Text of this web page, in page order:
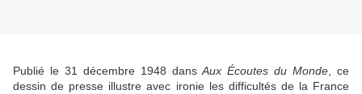
Publié le 31 décembre 1948 dansAux Écoutes du Monde , ce
dessin de presse illustre avec ironie les difficultés de la France